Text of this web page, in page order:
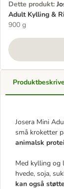
Dette produkt:
Adult Kylling &
900 g
Josera Mini
små kroketter
animalsk
Med kylling og
hvede, soja,
kan også